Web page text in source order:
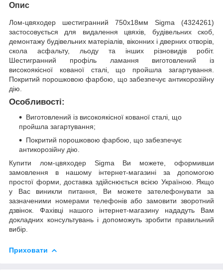
Опис
Лом-цвяходер шестигранний 750х18мм Sigma (4324261)
застосовується для видалення цвяхів, будівельних скоб,
демонтажу будівельних матеріалів, віконних і дверних отворів,
скола асфальту, льоду та інших різновидів робіт.
Шестигранний профіль ламання виготовлений із
високоякісної кованої сталі, що пройшла загартування.
Покритий порошковою фарбою, що забезпечує антикорозійну
дію.
Особливості:
Виготовлений із високоякісної кованої сталі, що
пройшла загартування;
Покритий порошковою фарбою, що забезпечує
антикорозійну дію.
Купити лом-цвяходер Sigma Ви можете, оформивши
замовлення в нашому інтернет-магазині за допомогою
простої форми, доставка здійснюється всією Україною. Якщо
у Вас виникли питання, Ви можете зателефонувати за
зазначеними номерами телефонів або замовити зворотний
дзвінок. Фахівці нашого інтернет-магазину нададуть Вам
докладних консультувань і допоможуть зробити правильний
вибір.
Приховати